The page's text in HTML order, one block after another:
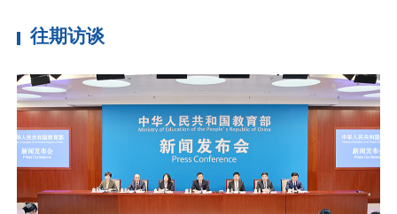
往期访谈